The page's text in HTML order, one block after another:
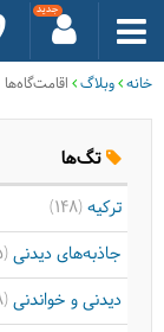
خانه وبلاگ اقامت‌گاه‌ها
تگ‌ها
ترکیه(148)
جاذبه‌های دیدنی(835)
دیدنی و خواندنی(1,628)